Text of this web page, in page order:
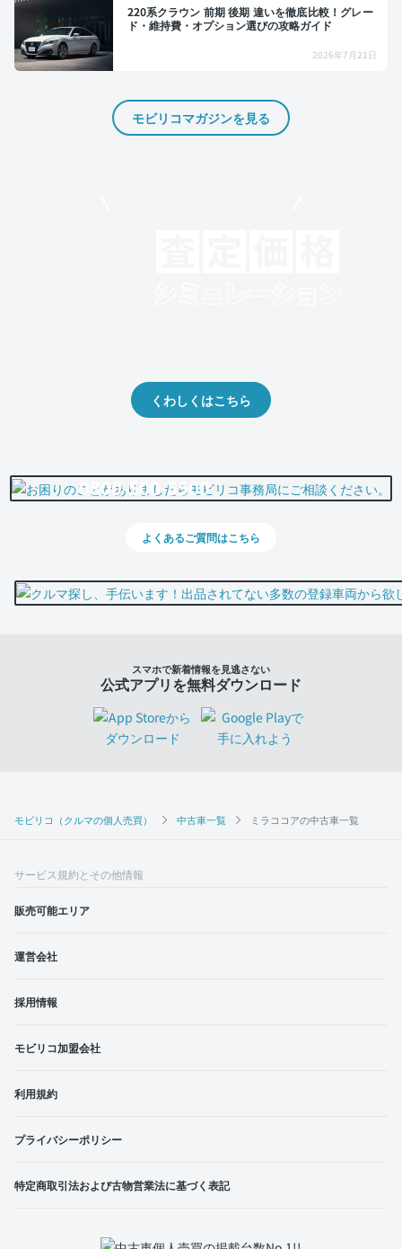
モビリコ（クルマの個人売買） 中古車一覧 ミラココアの中古車一覧
220系クラウン 前期 後期 違いを徹底比較！グレー
ド・維持費・オプション選びの攻略ガイド
2026年7月21日
モビリコマガジンを見る
くわしくはこちら
0800-500-5500
よくあるご質問はこちら
スマホで新着情報を見逃さない
公式アプリを無料ダウンロード
サービス規約とその他情報
販売可能エリア
運営会社
採用情報
モビリコ加盟会社
利用規約
プライバシーポリシー
特定商取引法および古物営業法に基づく表記